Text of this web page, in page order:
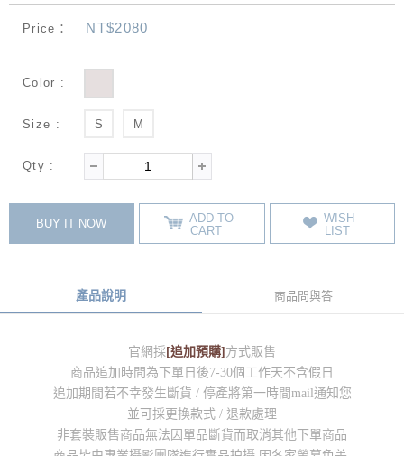
Price： NT$2080
Color :
Size : S M
Qty :
BUY IT NOW
ADD TO
CART
WISH
LIST
產品說明 商品問與答
官網採[追加預購]方式販售
商品追加時間為下單日後7-30個工作天不含假日
追加期間若不幸發生斷貨 / 停產將第一時間mail通知您
並可採更換款式 / 退款處理
非套裝販售商品無法因單品斷貨而取消其他下單商品